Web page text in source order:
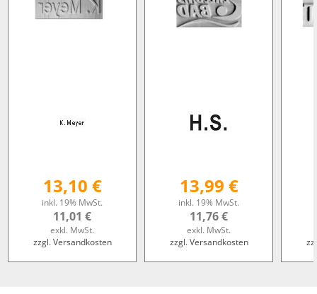
13,10 €
inkl. 19% MwSt.
11,01 €
exkl. MwSt.
zzgl. Versandkosten
13,99 €
inkl. 19% MwSt.
11,76 €
exkl. MwSt.
zzgl. Versandkosten